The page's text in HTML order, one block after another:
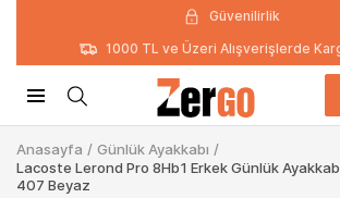
Güvenilirlik
1000 TL ve Üzeri Alışverişlerde
Anasayfa / Günlük Ayakkabı /
Lacoste Lerond Pro 8Hb1 Erkek Günlük
407 Beyaz